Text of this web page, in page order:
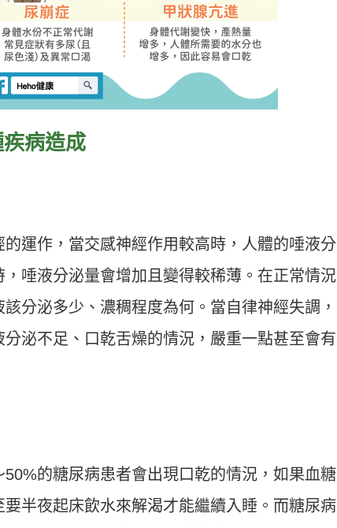
病造成
運作，當交感神經作用較高時，人體的唾液分
唾液分泌量會增加且變得較稀薄。在正常情況
分泌多少、濃稠程度為何。當自律神經失調，
泌不足、口乾舌燥的情況，嚴重一點甚至會有
的糖尿病患者會出現口乾的情況，如果血糖
半夜起床飲水來解渴才能繼續入睡。而糖尿病